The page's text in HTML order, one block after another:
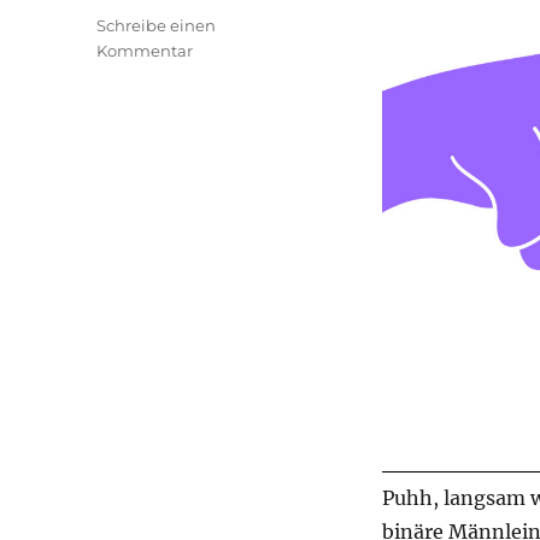
Puhh, langsam
binäre
Schreibe einen
Kommentarzu